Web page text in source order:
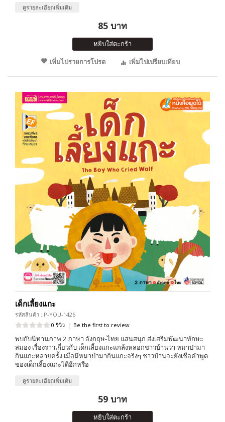
ดูรายละเอียดเพิ่มเติม
85 บาท
หยิบใส่ตะกร้า
เพิ่มไปรายการโปรด
เพิ่มไปเปรียบเทียบ
เด็กเลี้ยงแกะ
รหัสสินค้า : P-YOU-1426
0 รีวิว | Be the first to review
พบกับนิทานภาพ 2 ภาษา อังกฤษ-ไทย แสนสนุก ส่งเสริมพัฒนาทักษะ
สมอง เรื่องราวเกี่ยวกับ เด็กเลี้ยงแกะแกล้งหลอกชาวบ้านว่า หมาป่ามา
กินแกะหลายครั้ง เมื่อมีหมาป่ามากินแกะจริงๆ ชาวบ้านจะยังเชื่อคำพูด
ของเด็กเลี้ยงแกะไดีอีกหรือ
ดูรายละเอียดเพิ่มเติม
59 บาท
หยิบใส่ตะกร้า